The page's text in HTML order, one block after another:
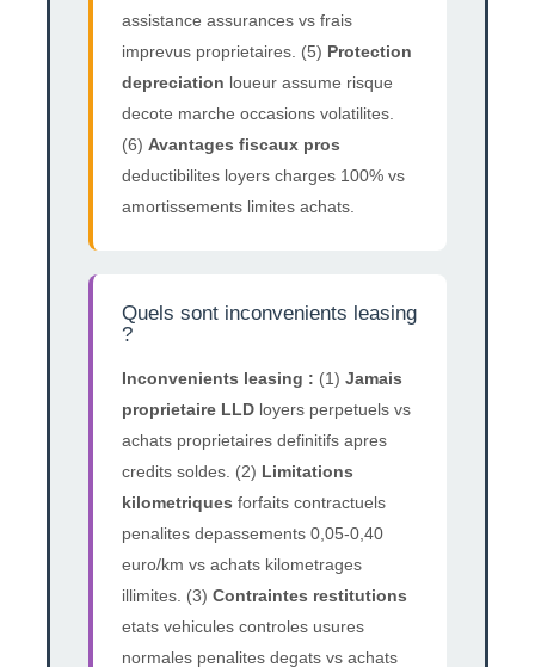
assistance assurances vs frais
imprevus proprietaires. (5) Protection
depreciation loueur assume risque
decote marche occasions volatilites.
(6) Avantages fiscaux pros
deductibilites loyers charges 100% vs
amortissements limites achats.
Quels sont inconvenients leasing
?
Inconvenients leasing : (1) Jamais
proprietaire LLD loyers perpetuels vs
achats proprietaires definitifs apres
credits soldes. (2) Limitations
kilometriques forfaits contractuels
penalites depassements 0,05-0,40
euro/km vs achats kilometrages
illimites. (3) Contraintes restitutions
etats vehicules controles usures
normales penalites degats vs achats